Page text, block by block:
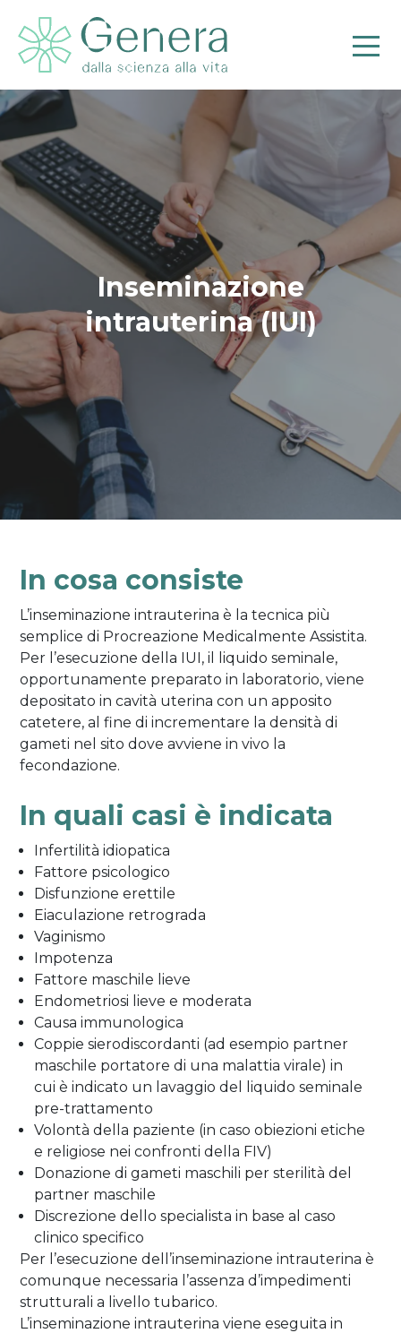
Inseminazione
intrauterina (IUI)
In cosa consiste
L’inseminazione intrauterina è la tecnica più
semplice di Procreazione Medicalmente Assistita.
Per l’esecuzione della IUI, il liquido seminale,
opportunamente preparato in laboratorio, viene
depositato in cavità uterina con un apposito
catetere, al fine di incrementare la densità di
gameti nel sito dove avviene in vivo la
fecondazione.
In quali casi è indicata
Infertilità idiopatica
Fattore psicologico
Disfunzione erettile
Eiaculazione retrograda
Vaginismo
Impotenza
Fattore maschile lieve
Endometriosi lieve e moderata
Causa immunologica
Coppie sierodiscordanti (ad esempio partner
maschile portatore di una malattia virale) in
cui è indicato un lavaggio del liquido seminale
pre-trattamento
Volontà della paziente (in caso obiezioni etiche
e religiose nei confronti della FIV)
Donazione di gameti maschili per sterilità del
partner maschile
Discrezione dello specialista in base al caso
clinico specifico
Per l’esecuzione dell’inseminazione intrauterina è
comunque necessaria l’assenza d’impedimenti
strutturali a livello tubarico.
L’inseminazione intrauterina viene eseguita in